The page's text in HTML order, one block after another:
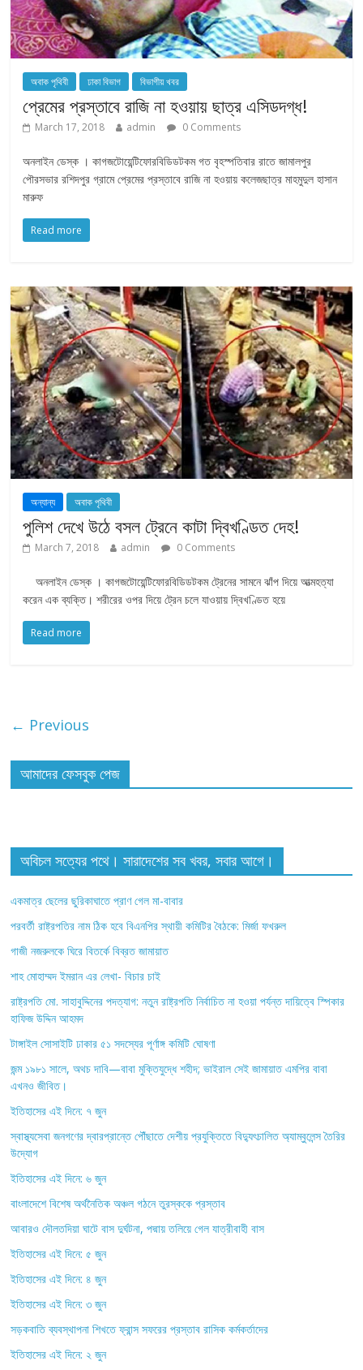
অবাক পৃথিবী ঢাকা বিভাগ বিভাগীয় খবর
প্রেমের প্রস্তাবে রাজি না হওয়ায় ছাত্র এসিডদগ্ধ!
March 17, 2018 admin 0 Comments
অনলাইন ডেস্ক । কাগজটোয়েন্টিফোরবিডিডটকম গত বৃহস্পতিবার রাতে জামালপুর
পৌরসভার রশিদপুর গ্রামে প্রেমের প্রস্তাবে রাজি না হওয়ায় কলেজছাত্র মাহমুদুল হাসান
মারুফ
Read more
অন্যান্য অবাক পৃথিবী
পুলিশ দেখে উঠে বসল ট্রেনে কাটা দ্বিখণ্ডিত দেহ!
March 7, 2018 admin 0 Comments
অনলাইন ডেস্ক । কাগজটোয়েন্টিফোরবিডিডটকম ট্রেনের সামনে ঝাঁপ দিয়ে আত্মহত্যা
করেন এক ব্যক্তি। শরীরের ওপর দিয়ে ট্রেন চলে যাওয়ায় দ্বিখণ্ডিত হয়ে
Read more
← Previous
আমাদের ফেসবুক পেজ
অবিচল সত্যের পথে। সারাদেশের সব খবর, সবার আগে।
একমাত্র ছেলের ছুরিকাঘাতে প্রাণ গেল মা-বাবার
পরবর্তী রাষ্ট্রপতির নাম ঠিক হবে বিএনপির স্থায়ী কমিটির বৈঠকে: মির্জা ফখরুল
গাজী নজরুলকে ঘিরে বিতর্কে বিব্রত জামায়াত
শাহ মোহাম্মদ ইমরান এর লেখা- বিচার চাই
রাষ্ট্রপতি মো. সাহাবুদ্দিনের পদত্যাগ: নতুন রাষ্ট্রপতি নির্বাচিত না হওয়া পর্যন্ত দায়িত্বে স্পিকার
হাফিজ উদ্দিন আহমদ
টাঙ্গাইল সোসাইটি ঢাকার ৫১ সদস্যের পূর্ণাঙ্গ কমিটি ঘোষণা
জন্ম ১৯৮১ সালে, অথচ দাবি—বাবা মুক্তিযুদ্ধে শহীদ; ভাইরাল সেই জামায়াত এমপির বাবা
এখনও জীবিত।
ইতিহাসের এই দিনে: ৭ জুন
স্বাস্থ্যসেবা জনগণের দ্বারপ্রান্তে পৌঁছাতে দেশীয় প্রযুক্তিতে বিদ্যুৎচালিত অ্যাম্বুলেন্স তৈরির
উদ্যোগ
ইতিহাসের এই দিনে: ৬ জুন
বাংলাদেশে বিশেষ অর্থনৈতিক অঞ্চল গঠনে তুরস্ককে প্রস্তাব
আবারও দৌলতদিয়া ঘাটে বাস দুর্ঘটনা, পদ্মায় তলিয়ে গেল যাত্রীবাহী বাস
ইতিহাসের এই দিনে: ৫ জুন
ইতিহাসের এই দিনে: ৪ জুন
ইতিহাসের এই দিনে: ৩ জুন
সড়কবাতি ব্যবস্থাপনা শিখতে ফ্রান্স সফরের প্রস্তাব রাসিক কর্মকর্তাদের
ইতিহাসের এই দিনে: ২ জুন